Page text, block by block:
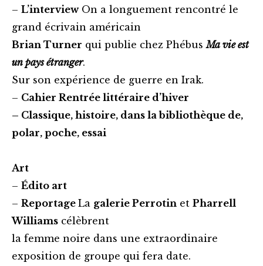
– L’interviewOn a longuement rencontré le
grand écrivain américain
Brian Turner qui publie chez PhébusMa vie est
un pays étranger.
Sur son expérience de guerre en Irak.
– Cahier Rentrée littéraire d’hiver
– Classique, histoire, dans la bibliothèque de,
polar, poche, essai
Art
– Édito art
– Reportage La galerie Perrotin et Pharrell
Williams célèbrent
la femme noire dans une extraordinaire
exposition de groupe qui fera date.